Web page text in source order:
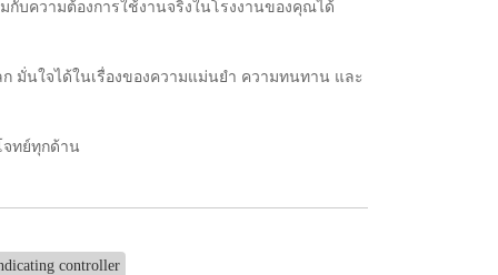
กับความต้องการใช้งานจริงในโรงงานของคุณได้
มั่นใจได้ในเรื่องของความแม่นยำ ความทนทาน และ
จทย์ทุกด้าน
controller